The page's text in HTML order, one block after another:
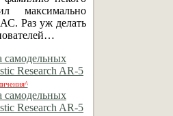
максимально
Раз уж делать